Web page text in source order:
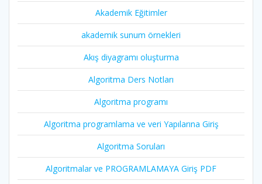
Akademik Eğitimler
akademik sunum örnekleri
Akış diyagramı oluşturma
Algoritma Ders Notları
Algoritma programı
Algoritma programlama ve veri Yapılarına Giriş
Algoritma Soruları
Algoritmalar ve PROGRAMLAMAYA Giriş PDF